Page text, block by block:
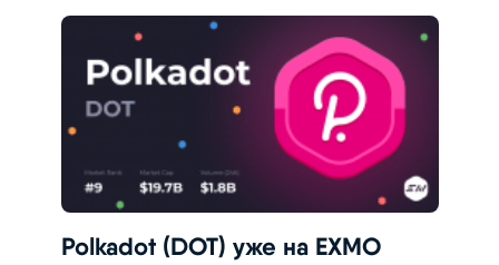
Polkadot (DOT) уже на EXMO